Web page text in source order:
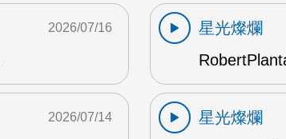
2026/07/16
星光燦爛
2026/07/14
星光燦爛